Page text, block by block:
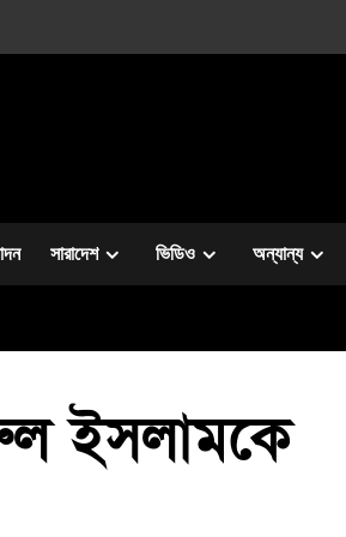
সারাদেশ ভিডিও অন্যান্য
ইসলামকে